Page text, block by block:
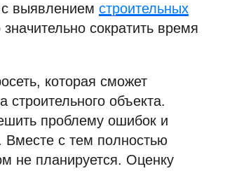
с выявлением строительных
сократить время
которая сможет
строительного объекта.
проблему ошибок и
Вместе с тем полностью
не планируется. Оценку